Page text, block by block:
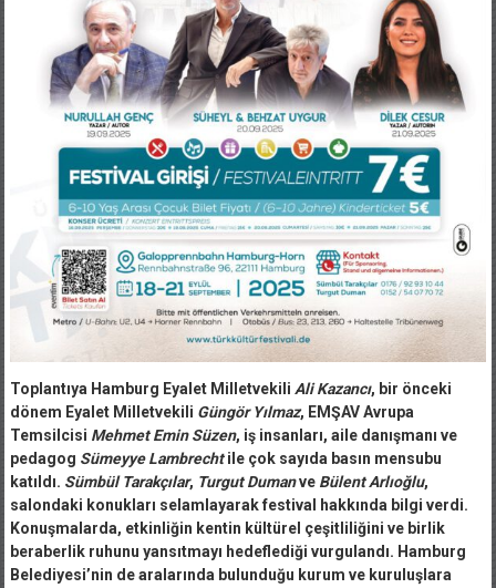
Toplantıya Hamburg Eyalet Milletvekili Ali Kazancı, bir önceki
dönem Eyalet Milletvekili Güngör Yılmaz, EMŞAV Avrupa
Temsilcisi Mehmet Emin Süzen, iş insanları, aile danışmanı ve
pedagog Sümeyye Lambrechtile çok sayıda basın mensubu
katıldı. Sümbül Tarakçılar, Turgut Dumanve Bülent Arlıoğlu,
salondaki konukları selamlayarak festival hakkında bilgi verdi.
Konuşmalarda, etkinliğin kentin kültürel çeşitliliğini ve birlik
beraberlik ruhunu yansıtmayı hedeflediği vurgulandı. Hamburg
Belediyesi’nin de aralarında bulunduğu kurum ve kuruluşlara